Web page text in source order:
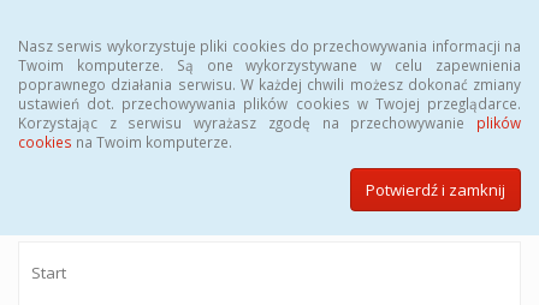
Nasz serwis wykorzystuje pliki cookies do przechowywania informacji na
Twoim komputerze. Są one wykorzystywane w celu zapewnienia
poprawnego działania serwisu. W każdej chwili możesz dokonać zmiany
ustawień dot. przechowywania plików cookies w Twojej przeglądarce.
Korzystając z serwisu wyrażasz zgodę na przechowywanie plików
cookies na Twoim komputerze.
Potwierdź i zamknij
BIULETYN INFORMACJI PUBLICZNEJ
Urzędu Miasta Opola
Start